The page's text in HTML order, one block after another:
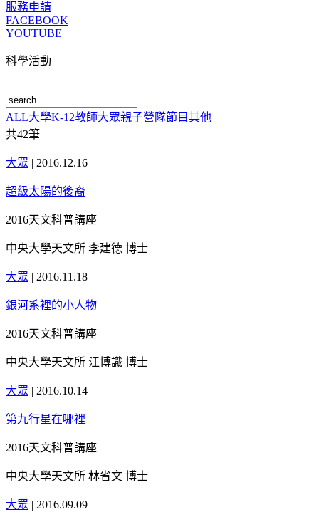
服務申請
FACEBOOK
YOUTUBE
科學活動
ALL大學K-12教師大眾親子營隊節目其他
共42筆
大眾 | 2016.12.16
超級太陽的後裔
2016天文科普講座
中央大學天文所 李建德 博士
大眾 | 2016.11.18
銀河系裡的小人物
2016天文科普講座
中央大學天文所 江博識 博士
大眾 | 2016.10.14
第九行星在哪裡
2016天文科普講座
中央大學天文所 林省文 博士
大眾 | 2016.09.09